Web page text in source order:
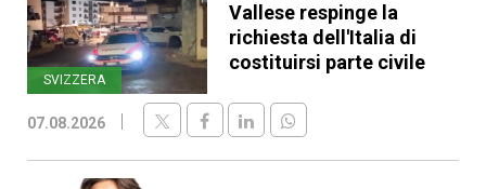
SVIZZERA
Vallese respinge la
richiesta dell'Italia di
costituirsi parte civile
07.08.2026